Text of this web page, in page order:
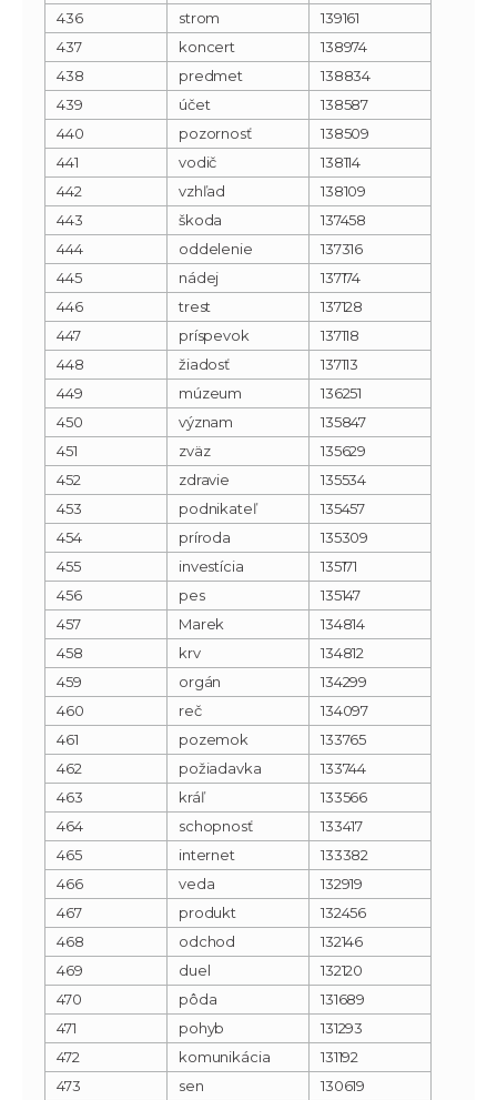
436 strom
139161
437
koncert
138974
438
predmet
138834
439
účet
138587
440
pozornosť
138509
441
vodič
138114
442
vzhľad
138109
443
škoda
137458
444
oddelenie
137316
445
nádej
137174
446
trest
137128
447
príspevok
137118
448
žiadosť
137113
449
múzeum
136251
450
význam
135847
451
zväz
135629
452
zdravie
135534
453
podnikateľ
135457
454
príroda
135309
455
investícia
135171
456
pes
135147
457
Marek
134814
458
krv
134812
459
orgán
134299
460
reč
134097
461
pozemok
133765
462
požiadavka
133744
463
kráľ
133566
464
schopnosť
133417
465
internet
133382
466
veda
132919
467
produkt
132456
468
odchod
132146
469
duel
132120
470
pôda
131689
471
pohyb
131293
472
komunikácia
131192
473
sen
130619